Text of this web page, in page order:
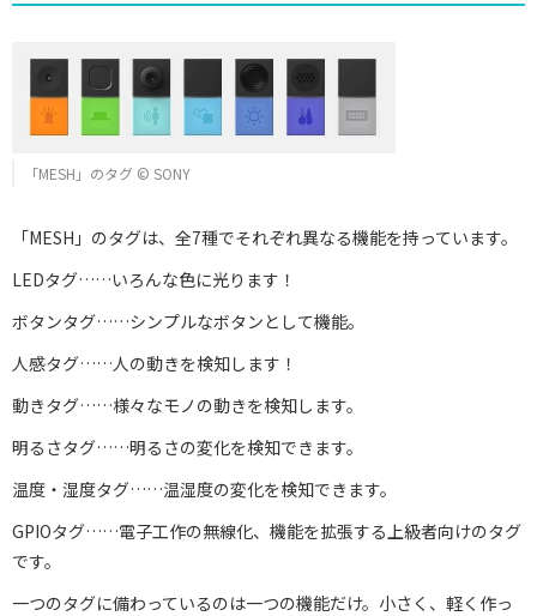
「MESH」のタグ © SONY
「MESH」のタグは、全7種でそれぞれ異なる機能を持っています。
LEDタグ……いろんな色に光ります！
ボタンタグ……シンプルなボタンとして機能。
人感タグ……人の動きを検知します！
動きタグ……様々なモノの動きを検知します。
明るさタグ……明るさの変化を検知できます。
温度・湿度タグ……温湿度の変化を検知できます。
GPIOタグ……電子工作の無線化、機能を拡張する上級者向けのタグ
です。
一つのタグに備わっているのは一つの機能だけ。小さく、軽く作っ